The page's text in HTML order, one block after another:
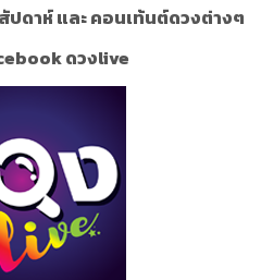
ดาห์ และ คอนเท้นต์ดวงต่างๆ
ดวงlive